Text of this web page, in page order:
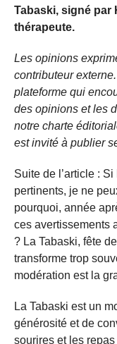
Tabaski, signé par
thérapeute.
Les opinions
contributeur
plateforme qui
des opinions et les
notre charte
est invité à publier
Suite de l’article :
pertinents, je ne
pourquoi, année
ces avertissements
? La Tabaski, fête
transforme trop
modération est la
La Tabaski est un
générosité et de
sourires et les